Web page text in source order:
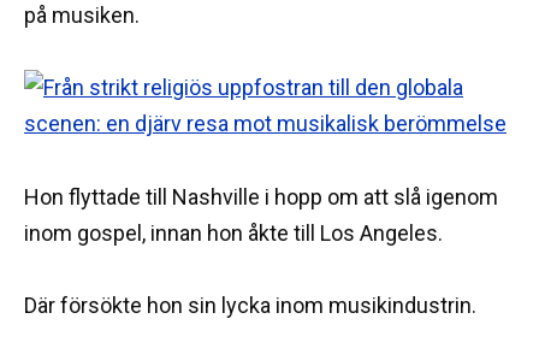
på musiken.
Hon flyttade till Nashville i hopp om att slå igenom
inom gospel, innan hon åkte till Los Angeles.
Där försökte hon sin lycka inom musikindustrin.